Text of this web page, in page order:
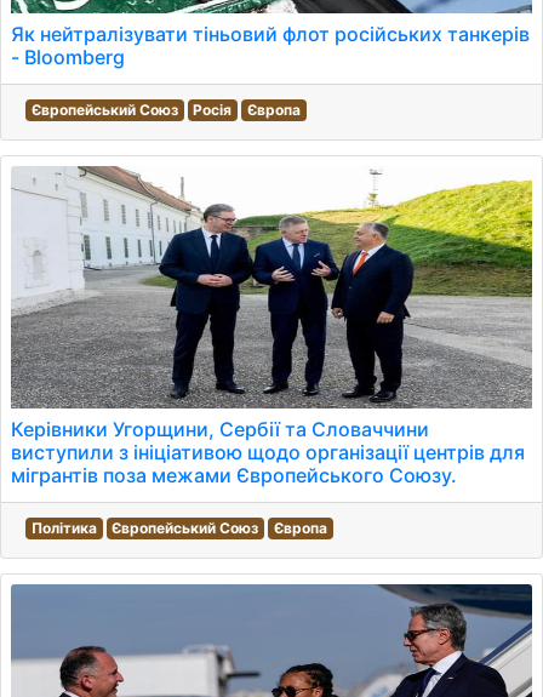
Як нейтралізувати тіньовий флот російських танкерів
- Bloomberg
Європейський Союз Росія Європа
Керівники Угорщини, Сербії та Словаччини
виступили з ініціативою щодо організації центрів для
мігрантів поза межами Європейського Союзу.
Політика Європейський Союз Європа